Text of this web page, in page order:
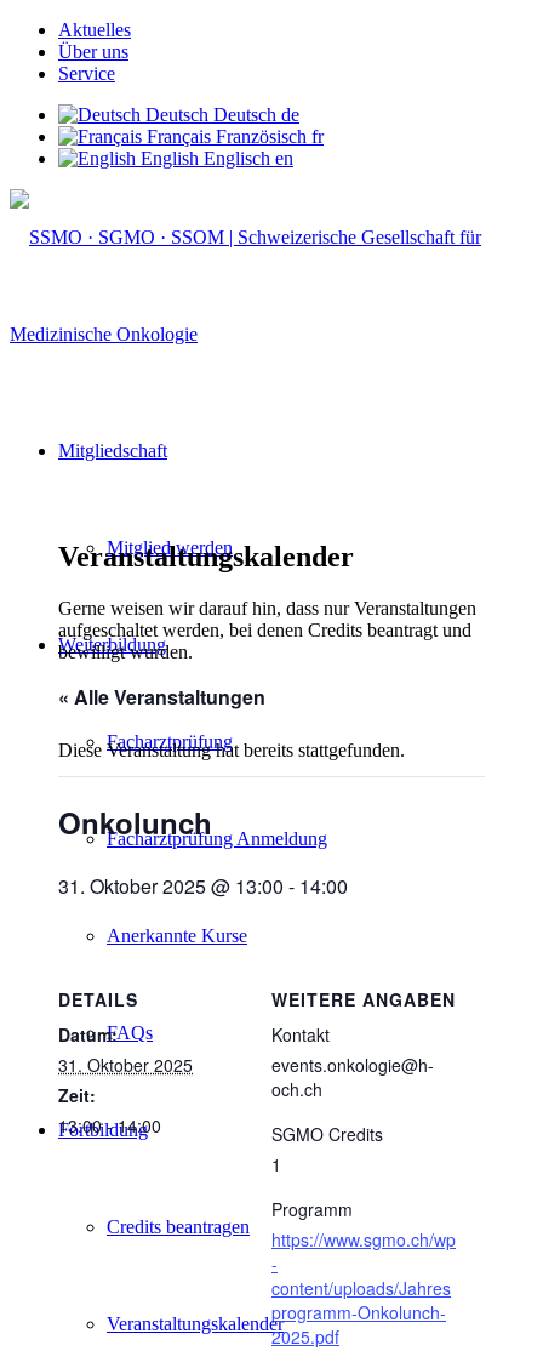
Aktuelles
Über uns
Service
Deutsch Deutsch de
Français Französisch fr
English Englisch en
Mitgliedschaft
Mitglied werden
Weiterbildung
Facharztprüfung
Facharztprüfung Anmeldung
Anerkannte Kurse
FAQs
Fortbildung
Credits beantragen
Veranstaltungskalender
Veranstaltungskalender
Gerne weisen wir darauf hin, dass nur Veranstaltungen
aufgeschaltet werden, bei denen Credits beantragt und
bewilligt wurden.
« Alle Veranstaltungen
Diese Veranstaltung hat bereits stattgefunden.
Onkolunch
31. Oktober 2025 @ 13:00 - 14:00
DETAILS
Datum:
31. Oktober 2025
Zeit:
13:00 - 14:00
WEITERE ANGABEN
Kontakt
events.onkologie@h-
och.ch
SGMO Credits
1
Programm
https://www.sgmo.ch/wp
-
content/uploads/Jahres
programm-Onkolunch-
2025.pdf